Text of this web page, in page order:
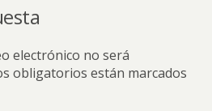
electrónico no será
obligatorios están marcados